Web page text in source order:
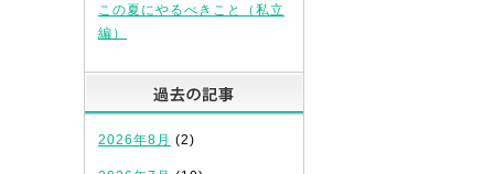
この夏にやるべきこと（私立
編）
2026年8月 (2)